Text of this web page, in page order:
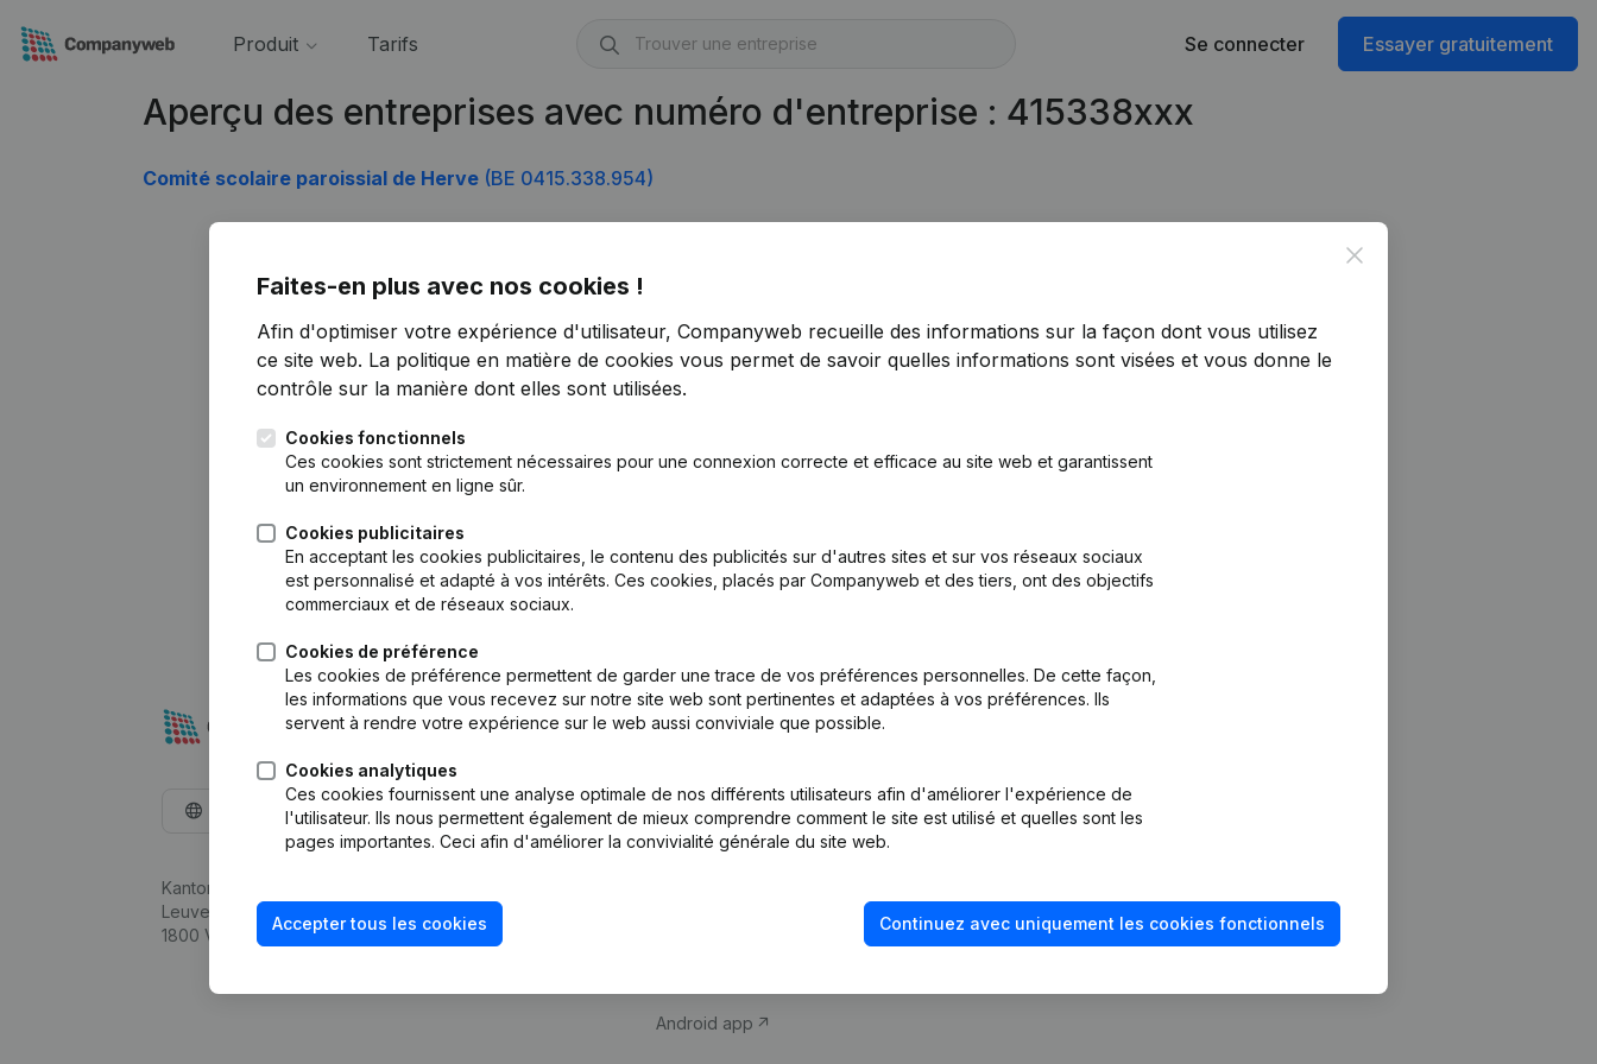
Produit Tarifs Se connecter Essayer gratuitement
Aperçu des entreprises avec numéro d'entreprise : 415338xxx
Comité scolaire paroissial de Herve (BE 0415.338.954)
Close
Faites-en plus avec nos cookies !
Afin d'optimiser votre expérience d'utilisateur, Companyweb recueille des informations sur la façon dont vous utilisez
ce site web. La politique en matière de cookies vous permet de savoir quelles informations sont visées et vous donne le
contrôle sur la manière dont elles sont utilisées.
Cookies fonctionnels
Ces cookies sont strictement nécessaires pour une connexion correcte et efficace au site web et garantissent
un environnement en ligne sûr.
Cookies publicitaires
En acceptant les cookies publicitaires, le contenu des publicités sur d'autres sites et sur vos réseaux sociaux
est personnalisé et adapté à vos intérêts. Ces cookies, placés par Companyweb et des tiers, ont des objectifs
commerciaux et de réseaux sociaux.
Cookies de préférence
Les cookies de préférence permettent de garder une trace de vos préférences personnelles. De cette façon,
les informations que vous recevez sur notre site web sont pertinentes et adaptées à vos préférences. Ils
servent à rendre votre expérience sur le web aussi conviviale que possible.
Cookies analytiques
Ces cookies fournissent une analyse optimale de nos différents utilisateurs afin d'améliorer l'expérience de
l'utilisateur. Ils nous permettent également de mieux comprendre comment le site est utilisé et quelles sont les
pages importantes. Ceci afin d'améliorer la convivialité générale du site web.
Accepter tous les cookies Continuez avec uniquement les cookies fonctionnels
Français
Kantorenpark Everest
Leuvensesteenweg 248D,
1800 Vilvoorde
Produit
d’entreprise
Monitoring
Android app
fraude
Consulter des comptes annuels
Vérification de la solvabilité